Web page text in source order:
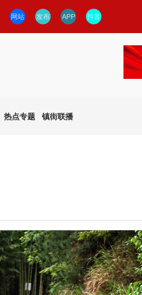
网站 发布 APP 抖音
热点专题 镇街联播
《深入开展“五个
年”活动》：首批汽
车PPK已炼成
临安电视台
《医问到底》：专家
带你正确认识关节炎